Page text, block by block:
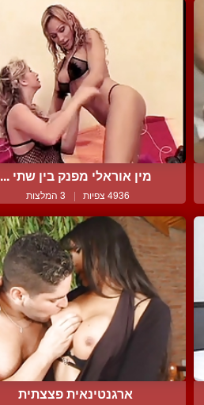
מין אוראלי מפנק בין שתי ...
4936 צפיות | 3 המלצות
ארגנטינאית פצצתית